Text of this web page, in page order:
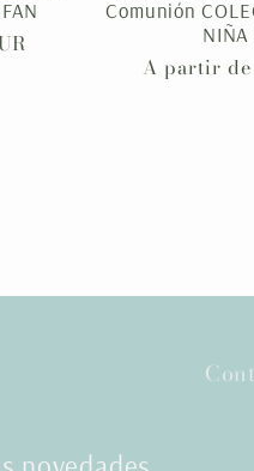
Comunión
NIÑA
Precio
A partir de